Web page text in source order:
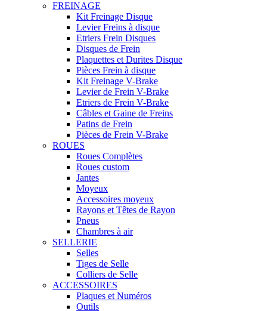
FREINAGE
Kit Freinage Disque
Levier Freins à disque
Etriers Frein Disques
Disques de Frein
Plaquettes et Durites Disque
Pièces Frein à disque
Kit Freinage V-Brake
Levier de Frein V-Brake
Etriers de Frein V-Brake
Câbles et Gaine de Freins
Patins de Frein
Pièces de Frein V-Brake
ROUES
Roues Complètes
Roues custom
Jantes
Moyeux
Accessoires moyeux
Rayons et Têtes de Rayon
Pneus
Chambres à air
SELLERIE
Selles
Tiges de Selle
Colliers de Selle
ACCESSOIRES
Plaques et Numéros
Outils